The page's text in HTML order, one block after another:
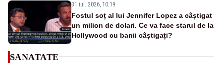
31 iul. 2026, 10:19
Fostul soț al lui Jennifer Lopez a câștigat
un milion de dolari. Ce va face starul de la
Hollywood cu banii câștigați?
SANATATE